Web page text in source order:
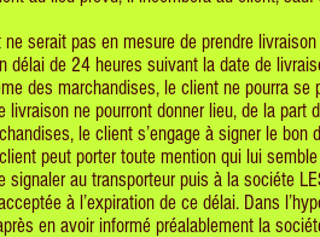
serait pas en mesure de prendre
délai de 24 heures suivant la date de
des marchandises, le client ne pourra
livraison ne pourront donner lieu, de la
le client s’engage à signer le
peut porter toute mention qui lui
signaler au transporteur puis à la sociéte
à l’expiration de ce délai. Dans
en avoir informé préalablement la